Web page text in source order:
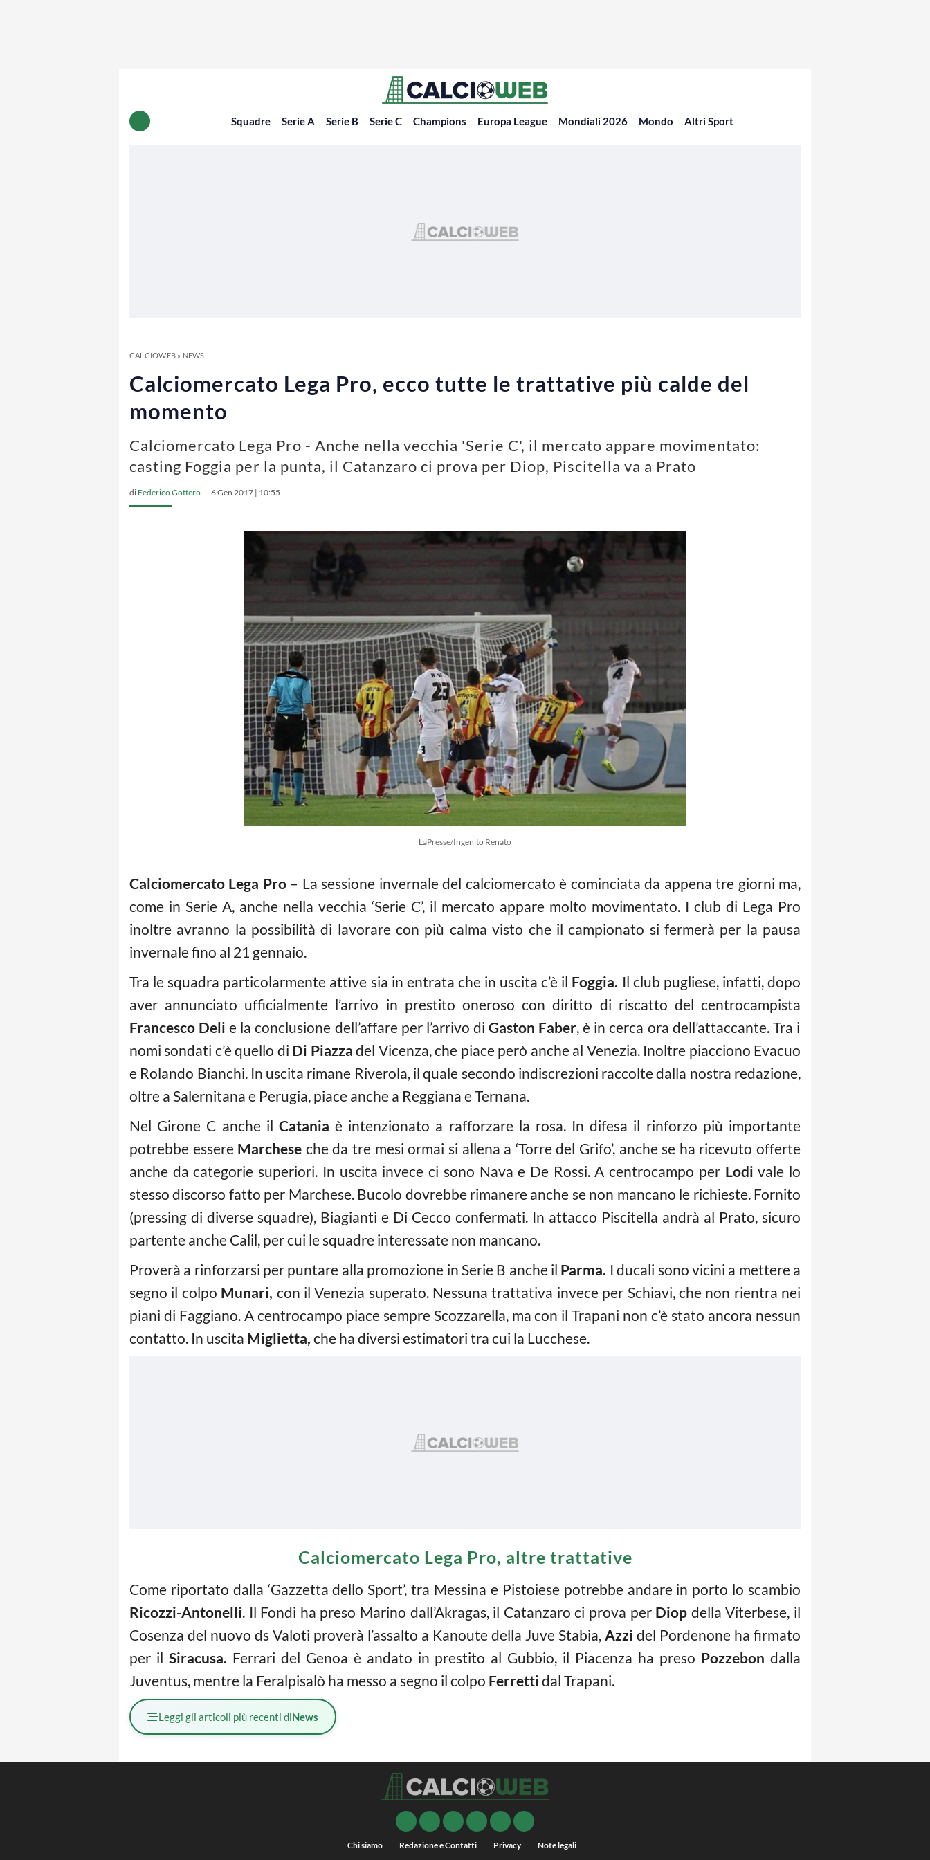
Squadre Serie A Serie B Serie C Champions Europa League Mondiali 2026 Mondo Altri Sport
CALCIOWEB» NEWS
Calciomercato Lega Pro, ecco tutte le trattative più calde del
momento
Calciomercato Lega Pro - Anche nella vecchia 'Serie C', il mercato appare movimentato:
casting Foggia per la punta, il Catanzaro ci prova per Diop, Piscitella va a Prato
di Federico Gottero 6 Gen 2017 | 10:55
LaPresse/Ingenito Renato
Calciomercato Lega Pro– La sessione invernale del calciomercato è cominciata da appena tre giorni ma,
come in Serie A, anche nella vecchia ‘Serie C’, il mercato appare molto movimentato. I club di Lega Pro
inoltre avranno la possibilità di lavorare con più calma visto che il campionato si fermerà per la pausa
invernale fino al 21 gennaio.
Tra le squadra particolarmente attive sia in entrata che in uscita c’è il Foggia. Il club pugliese, infatti, dopo
aver annunciato ufficialmente l’arrivo in prestito oneroso con diritto di riscatto del centrocampista
Francesco Deli e la conclusione dell’affare per l’arrivo diGaston Faber, è in cerca ora dell’attaccante. Tra i
nomi sondati c’è quello di Di Piazza del Vicenza, che piace però anche al Venezia. Inoltre piacciono Evacuo
e Rolando Bianchi. In uscita rimane Riverola, il quale secondo indiscrezioni raccolte dalla nostra redazione,
oltre a Salernitana e Perugia, piace anche a Reggiana e Ternana.
Nel Girone C anche il Catania è intenzionato a rafforzare la rosa. In difesa il rinforzo più importante
potrebbe essere Marchese che da tre mesi ormai si allena a ‘Torre del Grifo’, anche se ha ricevuto offerte
anche da categorie superiori. In uscita invece ci sono Nava e De Rossi. A centrocampo per Lodi vale lo
stesso discorso fatto per Marchese. Bucolo dovrebbe rimanere anche se non mancano le richieste. Fornito
(pressing di diverse squadre), Biagianti e Di Cecco confermati. In attacco Piscitella andrà al Prato, sicuro
partente anche Calil, per cui le squadre interessate non mancano.
Proverà a rinforzarsi per puntare alla promozione in Serie B anche il Parma. I ducali sono vicini a mettere a
segno il colpo Munari, con il Venezia superato. Nessuna trattativa invece per Schiavi, che non rientra nei
piani di Faggiano. A centrocampo piace sempre Scozzarella, ma con il Trapani non c’è stato ancora nessun
contatto. In uscita Miglietta, che ha diversi estimatori tra cui la Lucchese.
Calciomercato Lega Pro, altre trattative
Come riportato dalla ‘Gazzetta dello Sport’, tra Messina e Pistoiese potrebbe andare in porto lo scambio
Ricozzi-Antonelli. Il Fondi ha preso Marino dall’Akragas, il Catanzaro ci prova per Diop della Viterbese, il
Cosenza del nuovo ds Valoti proverà l’assalto a Kanoute della Juve Stabia, Azzi del Pordenone ha firmato
per il Siracusa. Ferrari del Genoa è andato in prestito al Gubbio, il Piacenza ha preso Pozzebon dalla
Juventus, mentre la Feralpisalò ha messo a segno il colpo Ferretti dal Trapani.
Leggi gli articoli più recenti diNews
Chi siamo Redazione e Contatti Privacy Note legali